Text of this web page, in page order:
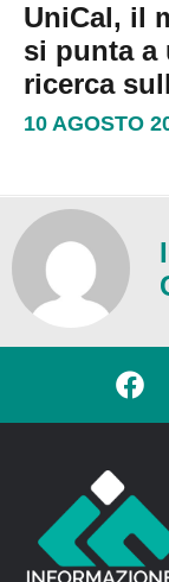
UniCal, il
si punta a
ricerca
10 AGOSTO